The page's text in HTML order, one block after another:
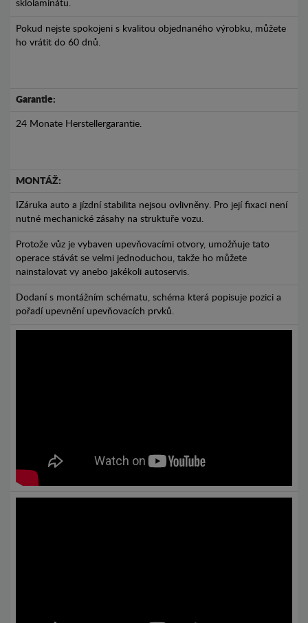
sklolaminátu.
Pokud nejste spokojeni s kvalitou objednaného výrobku, můžete
ho vrátit do 60 dnů.
Garantie:
24 Monate Herstellergarantie.
MONTÁŽ:
IZáruka auto a jízdní stabilita nejsou ovlivněny. Pro její fixaci není
nutné mechanické zásahy na struktuře vozu.
Protože vůz je vybaven upevňovacími otvory, umožňuje tato
operace stávát se velmi jednoduchou, takže ho můžete
nainstalovat vy anebo jakékoli autoservis.
Dodaní s montážním schématu, schéma která popisuje pozici a
pořadí upevnění upevňovacích prvků.